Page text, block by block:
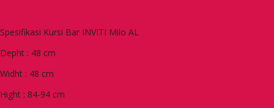
Spesifikasi Kursi Bar INVITI Milo AL
Depht : 48 cm
Widht : 48 cm
Hight : 84-94 cm